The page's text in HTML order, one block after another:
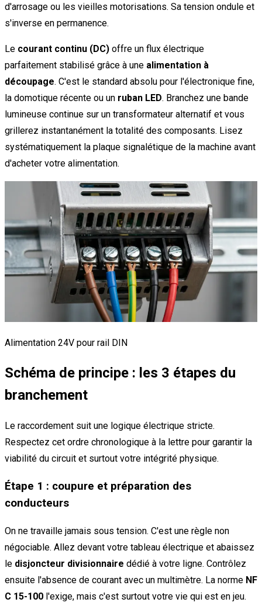
d'arrosage ou les vieilles motorisations. Sa tension ondule et
s'inverse en permanence.
Le courant continu (DC) offre un flux électrique
parfaitement stabilisé grâce à une alimentation à
découpage. C'est le standard absolu pour l'électronique fine,
la domotique récente ou un ruban LED. Branchez une bande
lumineuse continue sur un transformateur alternatif et vous
grillerez instantanément la totalité des composants. Lisez
systématiquement la plaque signalétique de la machine avant
d'acheter votre alimentation.
Alimentation 24V pour rail DIN
Schéma de principe : les 3 étapes du
branchement
Le raccordement suit une logique électrique stricte.
Respectez cet ordre chronologique à la lettre pour garantir la
viabilité du circuit et surtout votre intégrité physique.
Étape 1 : coupure et préparation des
conducteurs
On ne travaille jamais sous tension. C'est une règle non
négociable. Allez devant votre tableau électrique et abaissez
le disjoncteur divisionnaire dédié à votre ligne. Contrôlez
ensuite l'absence de courant avec un multimètre. La norme NF
C 15-100 l'exige, mais c'est surtout votre vie qui est en jeu.